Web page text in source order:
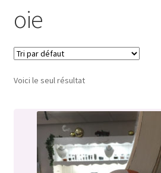
BIJOUX & MINÉRAUX
LIVRES ET ARTS DIVINATOIRES
PRODUITS DE BIEN ÊTRE
oie
Voici le seul résultat